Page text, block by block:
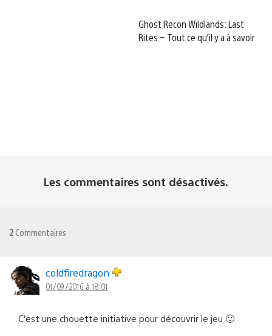
Ghost Recon Wildlands: Last
Rites – Tout ce qu’il y a à savoir
Les commentaires sont désactivés.
2 Commentaires
coldfiredragon
01/09/2016 à 18:01
C’est une chouette initiative pour découvrir le jeu 🙂